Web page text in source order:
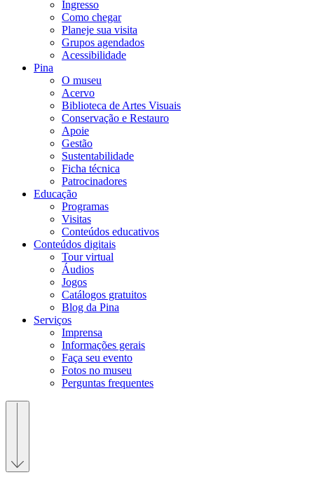
Ingresso
Como chegar
Planeje sua visita
Grupos agendados
Acessibilidade
Pina
O museu
Acervo
Biblioteca de Artes Visuais
Conservação e Restauro
Apoie
Gestão
Sustentabilidade
Ficha técnica
Patrocinadores
Educação
Programas
Visitas
Conteúdos educativos​
Conteúdos digitais
Tour virtual
Áudios
Jogos
Catálogos gratuitos
Blog da Pina
Serviços
Imprensa
Informações gerais
Faça seu evento
Fotos no museu
Perguntas frequentes